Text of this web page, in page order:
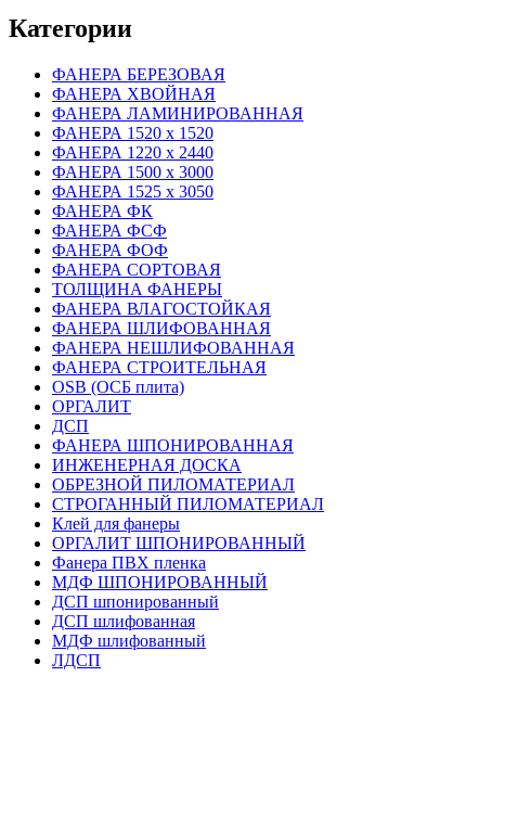
Категории
ФАНЕРА БЕРЕЗОВАЯ
ФАНЕРА ХВОЙНАЯ
ФАНЕРА ЛАМИНИРОВАННАЯ
ФАНЕРА 1520 х 1520
ФАНЕРА 1220 х 2440
ФАНЕРА 1500 х 3000
ФАНЕРА 1525 х 3050
ФАНЕРА ФК
ФАНЕРА ФСФ
ФАНЕРА ФОФ
ФАНЕРА СОРТОВАЯ
ТОЛЩИНА ФАНЕРЫ
ФАНЕРА ВЛАГОСТОЙКАЯ
ФАНЕРА ШЛИФОВАННАЯ
ФАНЕРА НЕШЛИФОВАННАЯ
ФАНЕРА СТРОИТЕЛЬНАЯ
OSB (ОСБ плита)
ОРГАЛИТ
ДСП
ФАНЕРА ШПОНИРОВАННАЯ
ИНЖЕНЕРНАЯ ДОСКА
ОБРЕЗНОЙ ПИЛОМАТЕРИАЛ
СТРОГАННЫЙ ПИЛОМАТЕРИАЛ
Клей для фанеры
ОРГАЛИТ ШПОНИРОВАННЫЙ
Фанера ПВХ пленка
МДФ ШПОНИРОВАННЫЙ
ДСП шпонированный
ДСП шлифованная
МДФ шлифованный
ЛДСП